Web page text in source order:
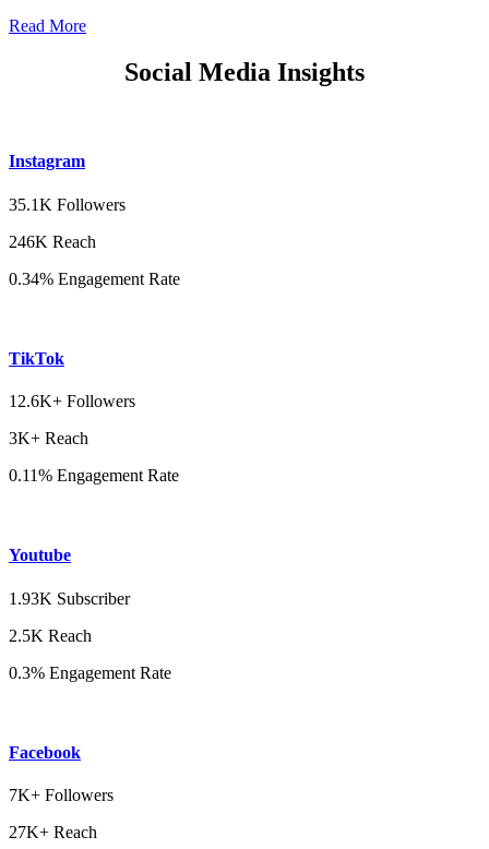
Read More
Social Media Insights
Instagram
35.1K Followers
246K Reach
0.34% Engagement Rate
TikTok
12.6K+ Followers
3K+ Reach
0.11% Engagement Rate
Youtube
1.93K Subscriber
2.5K Reach
0.3% Engagement Rate
Facebook
7K+ Followers
27K+ Reach